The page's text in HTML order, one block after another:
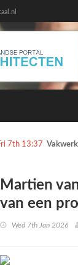
7th 13:37
Martien
van een
Wed 7th Jan 2026